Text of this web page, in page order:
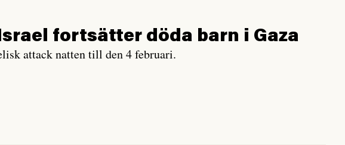
fortsätter döda barn i Gaza
attack natten till den 4 februari.